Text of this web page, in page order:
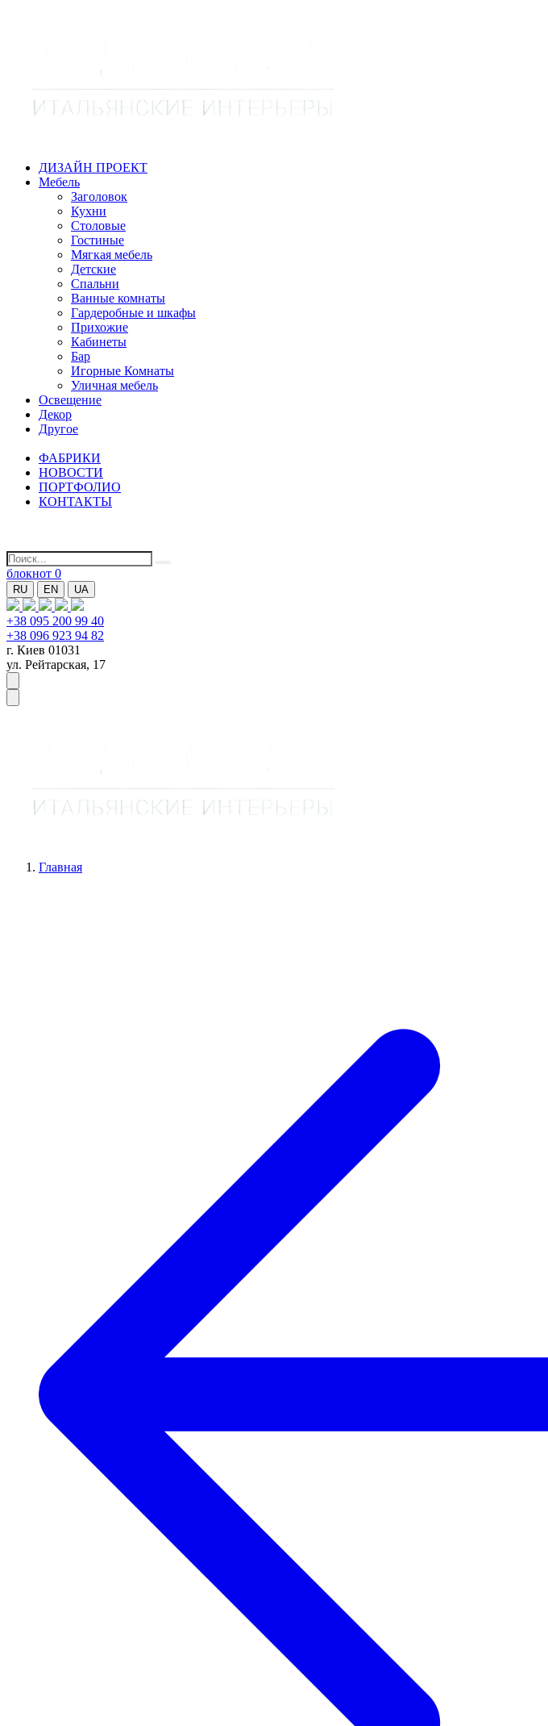
ДИЗАЙН ПРОЕКТ
Мебель
Заголовок
Кухни
Столовые
Гостиные
Мягкая мебель
Детские
Спальни
Ванные комнаты
Гардеробные и шкафы
Прихожие
Кабинеты
Бар
Игорные Комнаты
Уличная мебель
Освещение
Декор
Другое
ФАБРИКИ
НОВОСТИ
ПОРТФОЛИО
КОНТАКТЫ
блокнот 0
RU EN UA
+38 095 200 99 40
+38 096 923 94 82
г. Киев 01031
ул. Рейтарская, 17
Главная